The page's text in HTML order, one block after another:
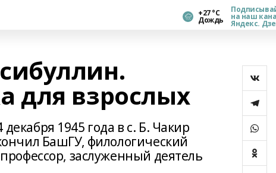
+27 °С
Дождь на наш
Яндекс.
для взрослых
1945 года в с. Б. Чакир
БашГУ, филологический
заслуженный деятель